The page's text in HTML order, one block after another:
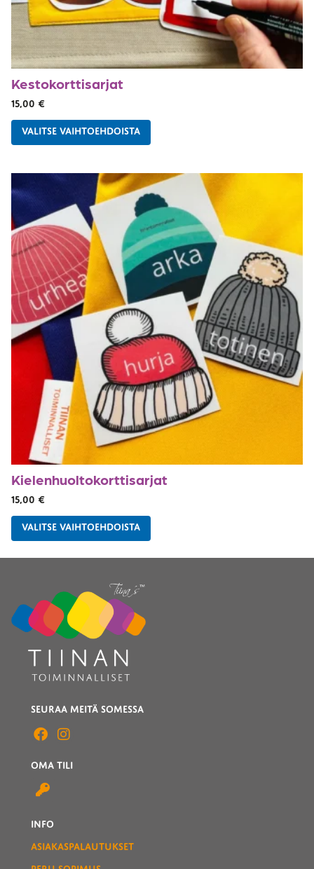
Kestokorttisarjat
15,00 €
VALITSE VAIHTOEHDOISTA
Kielenhuolto­korttisarjat
15,00 €
VALITSE VAIHTOEHDOISTA
SEURAA MEITÄ SOMESSA
OMA TILI
INFO
ASIAKASPALAUTUKSET